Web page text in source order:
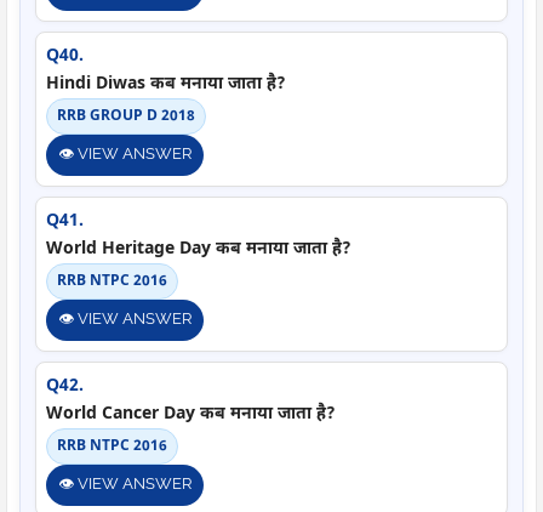
Q40.
Hindi Diwas कब मनाया जाता है?
RRB GROUP D 2018
👁️ VIEW ANSWER
Q41.
World Heritage Day कब मनाया जाता है?
RRB NTPC 2016
👁️ VIEW ANSWER
Q42.
World Cancer Day कब मनाया जाता है?
RRB NTPC 2016
👁️ VIEW ANSWER